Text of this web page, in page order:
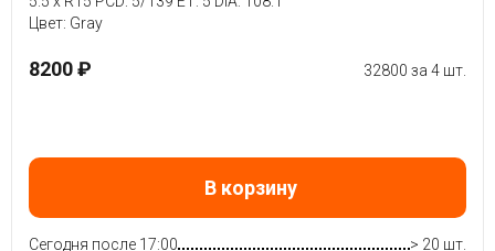
Цвет: Gray
8200 ₽ 32800 за 4 шт.
В корзину
Сегодня после 17:00
> 20 шт.